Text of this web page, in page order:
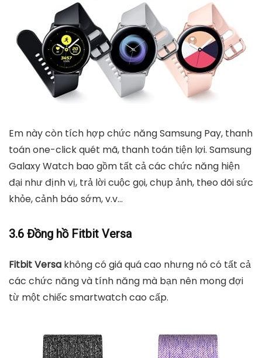
Em này còn tích hợp chức năng Samsung Pay, thanh
toán one-click quét mã, thanh toán tiện lợi. Samsung
Galaxy Watch bao gồm tất cả các chức năng hiện
đại như định vị, trả lời cuộc gọi, chụp ảnh, theo dõi sức
khỏe, cảnh báo sớm, v.v…
3.6 Đồng hồ Fitbit Versa
Fitbit Versa không có giá quá cao nhưng nó có tất cả
các chức năng và tính năng mà bạn nên mong đợi
từ một chiếc smartwatch cao cấp.